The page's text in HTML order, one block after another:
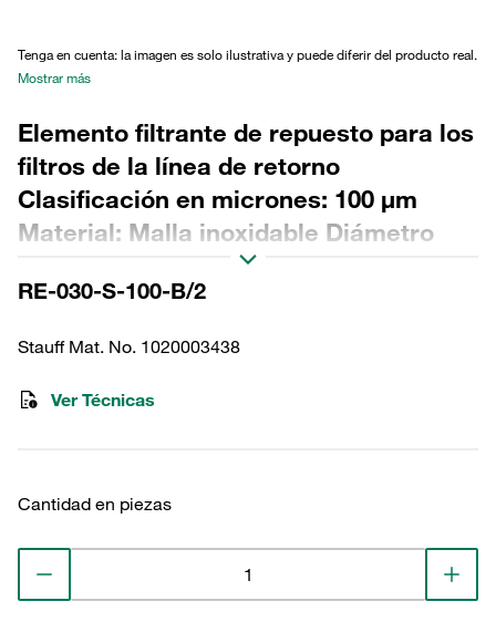
Tenga en cuenta: la imagen es solo ilustrativa y puede diferir del producto real.
Mostrar más
Elemento filtrante de repuesto para los
filtros de la línea de retorno
Clasificación en micrones: 100 µm
Material: Malla inoxidable Diámetro
exterior (mm): 51,5 Diámetro interior
(mm): 22,3 Longitud (mm): 170 Sellado:
RE-030-S-100-B/2
Stauff Mat. No. 1020003438
Ver Técnicas
Cantidad en piezas